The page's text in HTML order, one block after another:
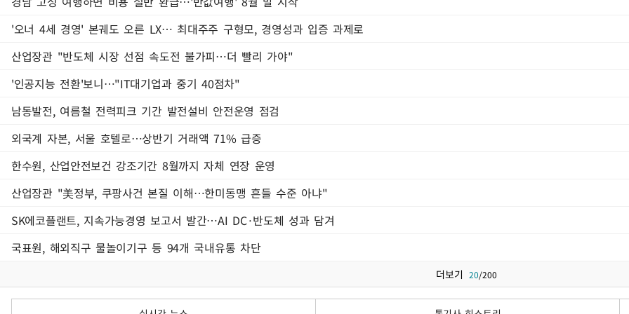
'오너 4세 경영' 본궤도 오른 LX… 최대주주 구형모, 경영성과 입증 과제로
산업장관 "반도체 시장 선점 속도전 불가피…더 빨리 가야"
'인공지능 전환'보니…"IT대기업과 중기 40점차"
남동발전, 여름철 전력피크 기간 발전설비 안전운영 점검
외국계 자본, 서울 호텔로…상반기 거래액 71% 급증
한수원, 산업안전보건 강조기간 8월까지 자체 연장 운영
산업장관 "美정부, 쿠팡사건 본질 이해…한미동맹 흔들 수준 아냐"
SK에코플랜트, 지속가능경영 보고서 발간…AI DC·반도체 성과 담겨
국표원, 해외직구 물놀이기구 등 94개 국내유통 차단
더보기 20/200